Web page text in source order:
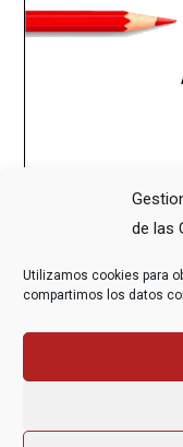
de las
Utilizamos cookies para
compartimos los datos